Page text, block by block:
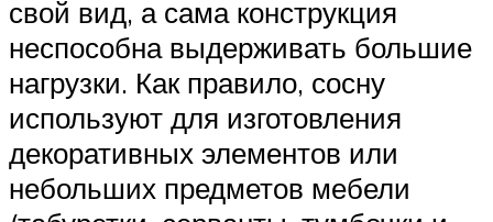
свой вид, а сама конструкция
неспособна выдерживать большие
нагрузки. Как правило, сосну
используют для изготовления
декоративных элементов или
небольших предметов мебели